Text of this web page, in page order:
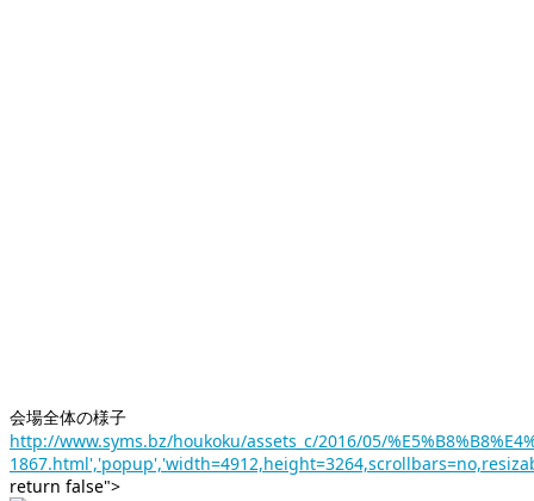
会場全体の様子
http://www.syms.bz/houkoku/assets_c/2016/05/
return false">